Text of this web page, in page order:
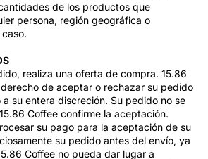
de los productos que
persona, región geográfica o
realiza una oferta de compra. 15.86
de aceptar o rechazar su pedido
su entera discreción. Su pedido no se
Coffee confirme la aceptación.
su pago para la aceptación de su
su pedido antes del envío, ya
Coffee no pueda dar lugar a